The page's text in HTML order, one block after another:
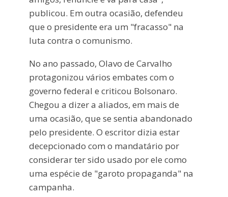
publicou. Em outra ocasião, defendeu
que o presidente era um "fracasso" na
luta contra o comunismo.
No ano passado, Olavo de Carvalho
protagonizou vários embates com o
governo federal e criticou Bolsonaro.
Chegou a dizer a aliados, em mais de
uma ocasião, que se sentia abandonado
pelo presidente. O escritor dizia estar
decepcionado com o mandatário por
considerar ter sido usado por ele como
uma espécie de "garoto propaganda" na
campanha.